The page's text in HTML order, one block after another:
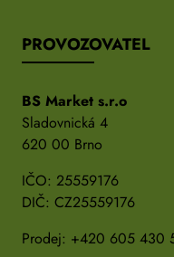
PROVOZOVATEL
BS Market s.r.o
Sladovnická 4
620 00 Brno
IČO: 25559176
DIČ: CZ25559176
Prodej: +420 605 430